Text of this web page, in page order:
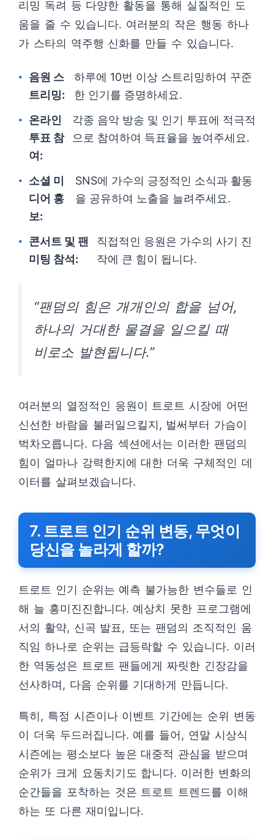
리밍 독려 등 다양한 활동을 통해 실질적인 도
움을 줄 수 있습니다. 여러분의 작은 행동 하나
가 스타의 역주행 신화를 만들 수 있습니다.
음원 스
트리밍:
하루에 10번 이상 스트리밍하여 꾸준
한 인기를 증명하세요.
온라인
투표 참
여:
각종 음악 방송 및 인기 투표에 적극적
으로 참여하여 득표율을 높여주세요.
소셜 미
디어 홍
보:
SNS에 가수의 긍정적인 소식과 활동
을 공유하여 노출을 늘려주세요.
콘서트 및 팬
미팅 참석:
직접적인 응원은 가수의 사기 진
작에 큰 힘이 됩니다.
“팬덤의 힘은 개개인의 합을 넘어,
하나의 거대한 물결을 일으킬 때
비로소 발현됩니다.”
여러분의 열정적인 응원이 트로트 시장에 어떤
신선한 바람을 불러일으킬지, 벌써부터 가슴이
벅차오릅니다. 다음 섹션에서는 이러한 팬덤의
힘이 얼마나 강력한지에 대한 더욱 구체적인 데
이터를 살펴보겠습니다.
7. 트로트 인기 순위 변동, 무엇이
당신을 놀라게 할까?
트로트 인기 순위는 예측 불가능한 변수들로 인
해 늘 흥미진진합니다. 예상치 못한 프로그램에
서의 활약, 신곡 발표, 또는 팬덤의 조직적인 움
직임 하나로 순위는 급등락할 수 있습니다. 이러
한 역동성은 트로트 팬들에게 짜릿한 긴장감을
선사하며, 다음 순위를 기대하게 만듭니다.
특히, 특정 시즌이나 이벤트 기간에는 순위 변동
이 더욱 두드러집니다. 예를 들어, 연말 시상식
시즌에는 평소보다 높은 대중적 관심을 받으며
순위가 크게 요동치기도 합니다. 이러한 변화의
순간들을 포착하는 것은 트로트 트렌드를 이해
하는 또 다른 재미입니다.